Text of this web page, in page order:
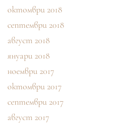
октомври 2018
септември 2018
август 2018
януари 2018
ноември 2017
октомври 2017
септември 2017
август 2017